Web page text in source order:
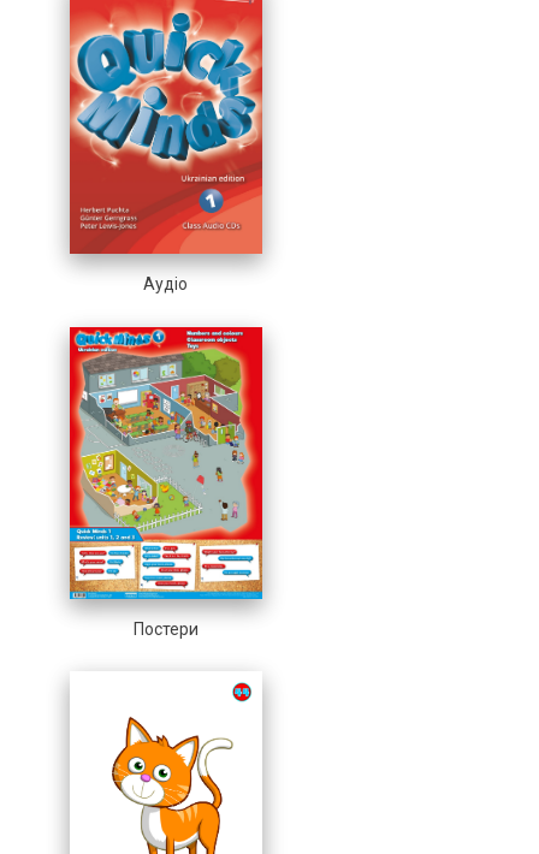
Аудіо
Постери